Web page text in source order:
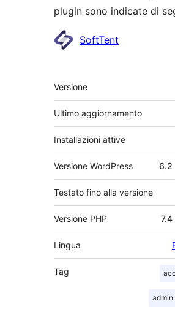
plugin sono indicate di
Collaboratori
SoftTent
Meta
Versione
Ultimo aggiornamento
Installazioni attive
Versione WordPress 6.2
Testato fino alla versione
Versione PHP
Lingua
Tag
admin